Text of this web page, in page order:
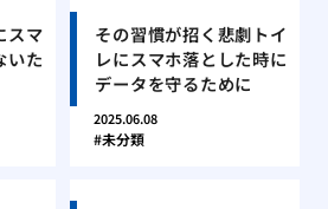
スマ
いた
その習慣が招く悲劇トイ
レにスマホ落とした時に
データを守るために
2025.06.08
未分類